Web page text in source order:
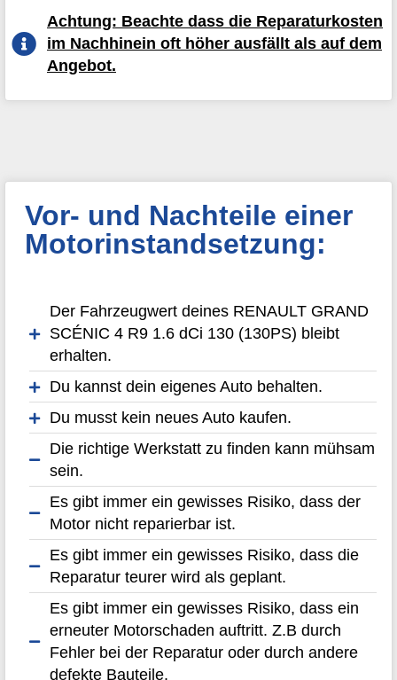
Achtung: Beachte dass die Reparaturkosten
im Nachhinein oft höher ausfällt als auf dem
Angebot.
Vor- und Nachteile einer
Motorinstandsetzung:
Der Fahrzeugwert deines RENAULT GRAND
SCÉNIC 4 R9 1.6 dCi 130 (130PS) bleibt
erhalten.
Du kannst dein eigenes Auto behalten.
Du musst kein neues Auto kaufen.
Die richtige Werkstatt zu finden kann mühsam
sein.
Es gibt immer ein gewisses Risiko, dass der
Motor nicht reparierbar ist.
Es gibt immer ein gewisses Risiko, dass die
Reparatur teurer wird als geplant.
Es gibt immer ein gewisses Risiko, dass ein
erneuter Motorschaden auftritt. Z.B durch
Fehler bei der Reparatur oder durch andere
defekte Bauteile.